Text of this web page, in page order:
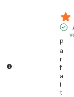
P
a
r
f
a
i
t